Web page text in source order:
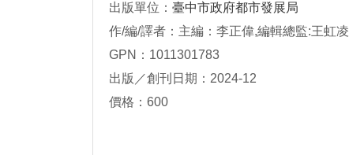
出版單位： 臺中市政府都市發展局
作/編/譯者：主編：李正偉,編輯總監:王虹凌
GPN：1011301783
出版／創刊日期：2024-12
價格：600